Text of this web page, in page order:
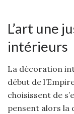
L’art une
intérieurs
La décoration
début de
choisissent de
pensent alors la